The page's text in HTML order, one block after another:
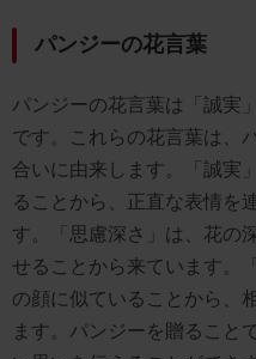
パンジーの花言葉
パンジーの花言葉は「誠実
です。これらの花言葉は、
合いに由来します。「誠実
ることから、正直な表情を
す。「思慮深さ」は、花の
せることから来ています。
の顔に似ていることから、
ます。パンジーを贈ること